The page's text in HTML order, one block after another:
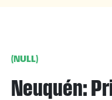
(NULL)
Neuquén: